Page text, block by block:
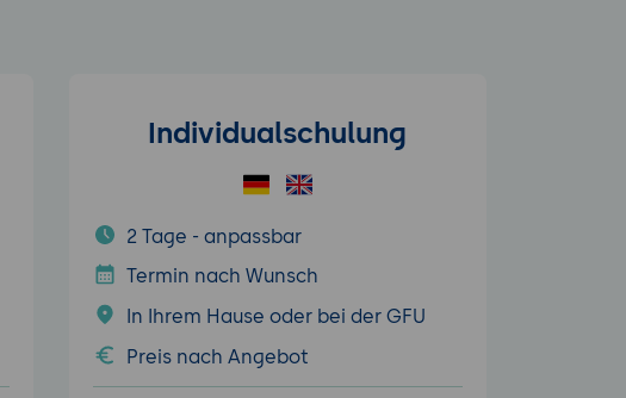
Individualschulung
2 Tage - anpassbar
Termin nach Wunsch
In Ihrem Hause oder bei der GFU
Preis nach Angebot